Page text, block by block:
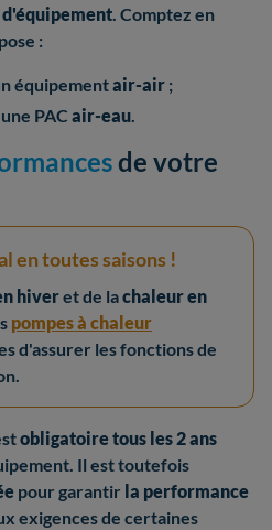
. Comptez en
:
équipementair-air ;
PAC air-eau.
de votre
en toutes saisons !
hiveret de lachaleur en
pompes à chaleur
d'assurer les fonctions de
obligatoire tous les 2 ans
Il est toutefois
pour garantir la performance
exigences de certaines